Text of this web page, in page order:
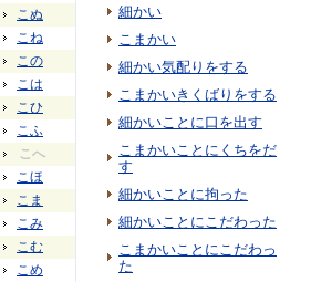
こぬ
こね
この
こは
こひ
こふ
こへ
こほ
こま
こみ
こむ
こめ
細かい
こまかい
細かい気配りをする
こまかいきくばりをする
細かいことに口を出す
こまかいことにくちをだ
す
細かいことに拘った
細かいことにこだわった
こまかいことにこだわっ
た